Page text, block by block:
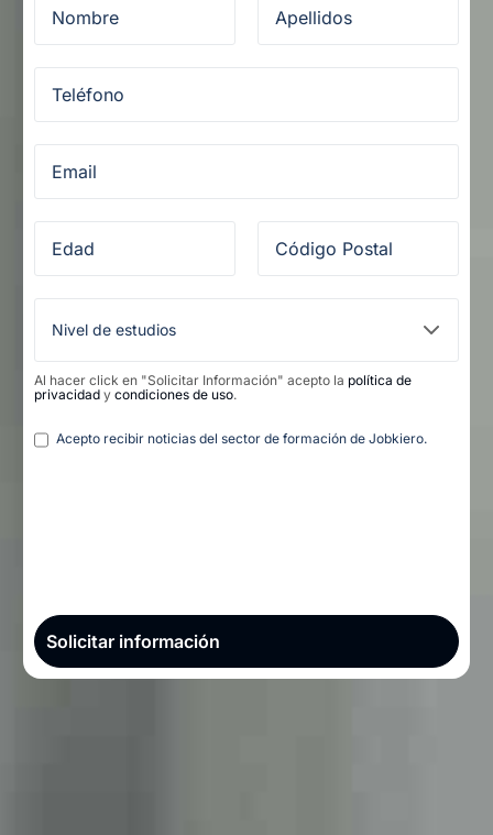
Al hacer click en "Solicitar Información" acepto la política de
privacidad y condiciones de uso.
Legal
Acepto recibir noticias del sector de formación de Jobkiero.